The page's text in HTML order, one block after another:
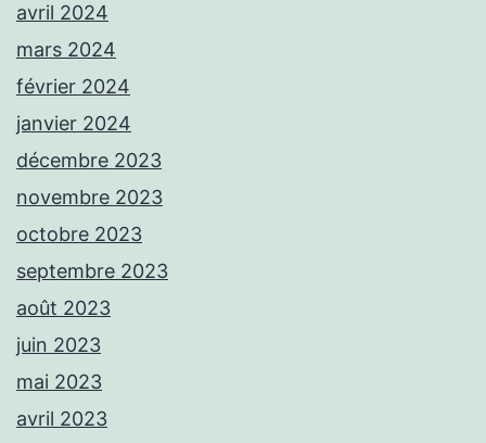
avril 2024
mars 2024
février 2024
janvier 2024
décembre 2023
novembre 2023
octobre 2023
septembre 2023
août 2023
juin 2023
mai 2023
avril 2023